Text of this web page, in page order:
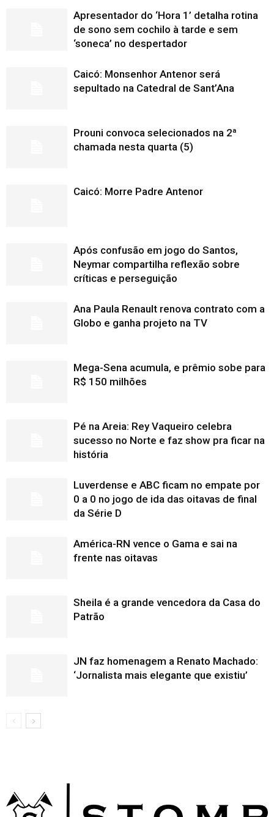
Apresentador do ‘Hora 1’ detalha rotina
de sono sem cochilo à tarde e sem
‘soneca’ no despertador
Caicó: Monsenhor Antenor será
sepultado na Catedral de Sant’Ana
Prouni convoca selecionados na 2ª
chamada nesta quarta (5)
Caicó: Morre Padre Antenor
Após confusão em jogo do Santos,
Neymar compartilha reflexão sobre
críticas e perseguição
Ana Paula Renault renova contrato com a
Globo e ganha projeto na TV
Mega-Sena acumula, e prêmio sobe para
R$ 150 milhões
Pé na Areia: Rey Vaqueiro celebra
sucesso no Norte e faz show pra ficar na
história
Luverdense e ABC ficam no empate por
0 a 0 no jogo de ida das oitavas de final
da Série D
América-RN vence o Gama e sai na
frente nas oitavas
Sheila é a grande vencedora da Casa do
Patrão
JN faz homenagem a Renato Machado:
‘Jornalista mais elegante que existiu’